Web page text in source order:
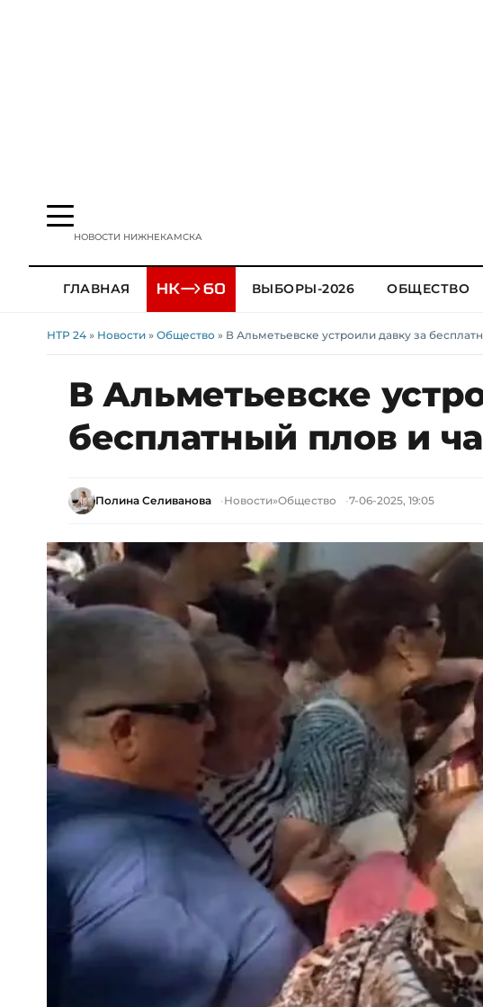
НОВОСТИ НИЖНЕКАМСКА
ГЛАВНАЯ ВЫБОРЫ-2026 ОБЩЕСТВО
НТР 24 » Новости » Общество » В Альметьевске устроили давку за
В Альметьевске
бесплатный плов и
Полина Селиванова Новости»Общество 7-06-2025, 19:05